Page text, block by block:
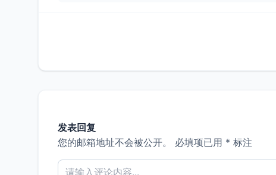
发表回复
您的邮箱地址不会被公开。
必填项已用 * 标注